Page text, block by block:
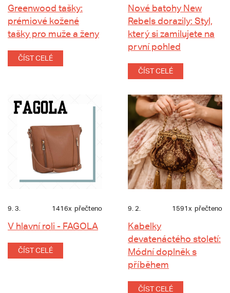
Greenwood tašky:
prémiové kožené
tašky pro muže a ženy
ČÍST CELÉ
Nové batohy New
Rebels dorazily: Styl,
který si zamilujete na
první pohled
ČÍST CELÉ
9. 3. 1416x přečteno
V hlavní roli - FAGOLA
ČÍST CELÉ
9. 2. 1591x přečteno
Kabelky
devatenáctého století:
Módní doplněk s
příběhem
ČÍST CELÉ